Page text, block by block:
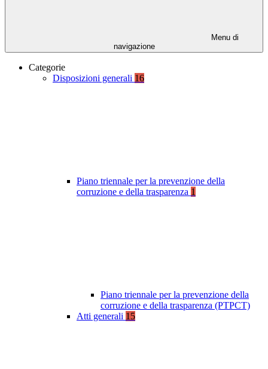
Menu di
navigazione
Categorie
Disposizioni generali 16
Piano triennale per la prevenzione della
corruzione e della trasparenza 1
Piano triennale per la prevenzione della
corruzione e della trasparenza (PTPCT)
Atti generali 15